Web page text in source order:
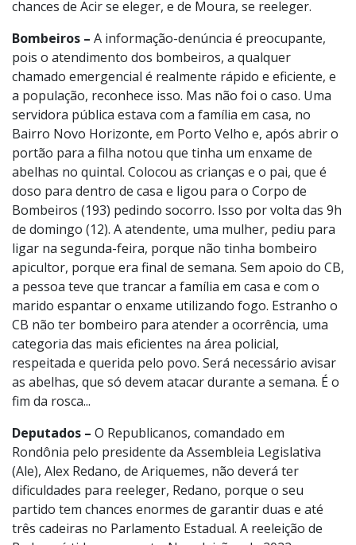
chances de Acir se eleger, e de Moura, se reeleger.
Bombeiros – A informação-denúncia é preocupante,
pois o atendimento dos bombeiros, a qualquer
chamado emergencial é realmente rápido e eficiente, e
a população, reconhece isso. Mas não foi o caso. Uma
servidora pública estava com a família em casa, no
Bairro Novo Horizonte, em Porto Velho e, após abrir o
portão para a filha notou que tinha um enxame de
abelhas no quintal. Colocou as crianças e o pai, que é
doso para dentro de casa e ligou para o Corpo de
Bombeiros (193) pedindo socorro. Isso por volta das 9h
de domingo (12). A atendente, uma mulher, pediu para
ligar na segunda-feira, porque não tinha bombeiro
apicultor, porque era final de semana. Sem apoio do CB,
a pessoa teve que trancar a família em casa e com o
marido espantar o enxame utilizando fogo. Estranho o
CB não ter bombeiro para atender a ocorrência, uma
categoria das mais eficientes na área policial,
respeitada e querida pelo povo. Será necessário avisar
as abelhas, que só devem atacar durante a semana. É o
fim da rosca...
Deputados – O Republicanos, comandado em
Rondônia pelo presidente da Assembleia Legislativa
(Ale), Alex Redano, de Ariquemes, não deverá ter
dificuldades para reeleger, Redano, porque o seu
partido tem chances enormes de garantir duas e até
três cadeiras no Parlamento Estadual. A reeleição de